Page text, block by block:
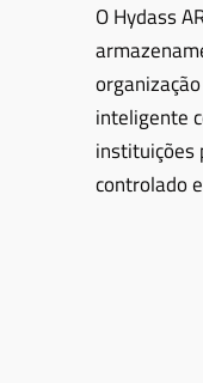
O Hydass
inteligente
instituições
controlado